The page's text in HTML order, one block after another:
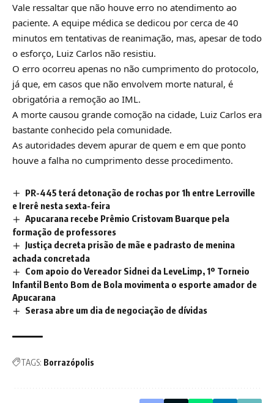
Vale ressaltar que não houve erro no atendimento ao
paciente. A equipe médica se dedicou por cerca de 40
minutos em tentativas de reanimação, mas, apesar de todo
o esforço, Luiz Carlos não resistiu.
O erro ocorreu apenas no não cumprimento do protocolo,
já que, em casos que não envolvem morte natural, é
obrigatória a remoção ao IML.
A morte causou grande comoção na cidade, Luiz Carlos era
bastante conhecido pela comunidade.
As autoridades devem apurar de quem e em que ponto
houve a falha no cumprimento desse procedimento.
PR-445 terá detonação de rochas por 1h entre Lerroville
e Irerê nesta sexta-feira
Apucarana recebe Prêmio Cristovam Buarque pela
formação de professores
Justiça decreta prisão de mãe e padrasto de menina
achada concretada
Com apoio do Vereador Sidnei da LeveLimp, 1º Torneio
Infantil Bento Bom de Bola movimenta o esporte amador de
Apucarana
Serasa abre um dia de negociação de dívidas
TAGS: Borrazópolis